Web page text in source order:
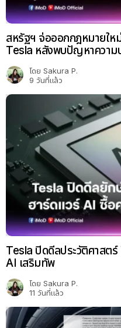
สหรัฐฯ จ่อออกกฎหมายให
Tesla หลังพบปัญหาความ
โดย Sakura P.
9 วันที่แล้ว
Tesla ปิดดีลประวัติศาสต
AI เสริมทัพ
โดย Sakura P.
11 วันที่แล้ว